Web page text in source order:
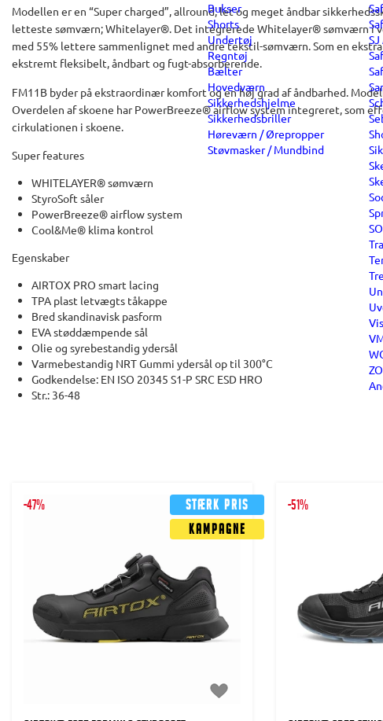
Bukser
Shorts
Undertøj
Regntøj
Bælter
Hovedværn
Sikkerhedshjelme
Sikkerhedsbriller
Høreværn / Ørepropper
Støvmasker / Mundbind
SJ
Modellen er en “Super charged”, allround, let og meget åndbar
letteste sømværn; Whitelayer®. Det integrerede Whitelayer® sømværn i
med 55% lettere sammenlignet med andre tekstil-sømværn. Som en
ekstremt fleksibelt, åndbart og fugt-absorberende.
FM11B byder på ekstraordinær komfort og en høj grad af åndbarhed.
Overdelen af skoene har PowerBreeze® airflow system integreret, som
cirkulationen i skoene.
Super features
WHITELAYER® sømværn
StyroSoft såler
PowerBreeze® airflow system
Cool&Me® klima kontrol
Egenskaber
AIRTOX PRO smart lacing
TPA plast letvægts tåkappe
Bred skandinavisk pasform
EVA støddæmpende sål
Olie og syrebestandig ydersål
Varmebestandig NRT Gummi ydersål op til 300°C
Godkendelse: EN ISO 20345 S1-P SRC ESD HRO
Str.: 36-48
Stærk pris
Kampagne
-47% -51%